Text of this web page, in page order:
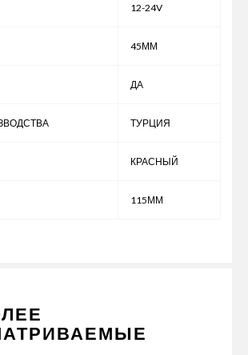
12-24V
45ММ
ДА
ТУРЦИЯ
КРАСНЫЙ
115ММ